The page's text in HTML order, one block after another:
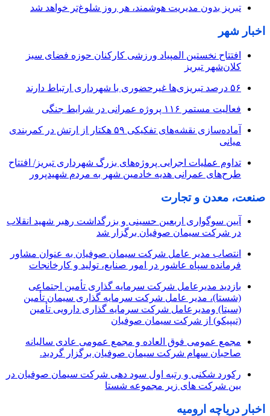
تبریز بدون مدیریت هوشمند، هر روز شلوغ‌تر خواهد شد
اخبار شهر
افتتاح نخستین المپیاد ورزشی کارکنان حوزه فضای سبز
کلان‌شهر تبریز
۵۶ درصد تبریزی‌ها غیرحضوری با شهرداری ارتباط دارند
فعالیت مستمر ۱۱۶ پروژه عمرانی در شرایط جنگی
آماده‌سازی نقشه‌های تفکیکی ۵۹ هکتار از ارتش در کمربندی
میانی
تداوم عملیات اجرایی پروژه‌های بزرگ شهرداری تبریز/ افتتاح
طرح‌های عمرانی هدیه خادمین شهر به مردم شهیدپرور
صنعت، معدن و تجارت
آیین سوگواری اربعین حسینی و بزرگداشت رهبر شهید انقلاب
در شرکت سیمان صوفیان برگزار شد
انتصاب مدیر عامل شرکت سیمان صوفیان به عنوان مشاور
فرمانده سپاه عاشور در امور صنایع، تولید و کارخانجات
بازدید مدیرعامل شرکت سرمایه گذاری تأمین اجتماعی
(شستا)، مدیر عامل شرکت سرمایه گذاری سیمان تأمین
(سیتا) ومدیرعامل شرکت سرمایه گذاری دارویی تأمین
(تیپیکو) از شرکت سیمان صوفیان
مجمع عمومی فوق العاده و مجمع عمومی عادی سالیانه
صاحبان سهام شرکت سیمان صوفیان برگزار گردید.
رکورد شکنی و رتبه اول سود دهی شرکت سیمان صوفیان در
بین شرکت های زیر مجموعه شستا
اخبار دریاچه ارومیه